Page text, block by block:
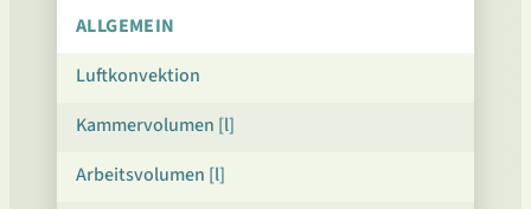
ALLGEMEIN
Luftkonvektion
Kammervolumen [l]
Arbeitsvolumen [l]